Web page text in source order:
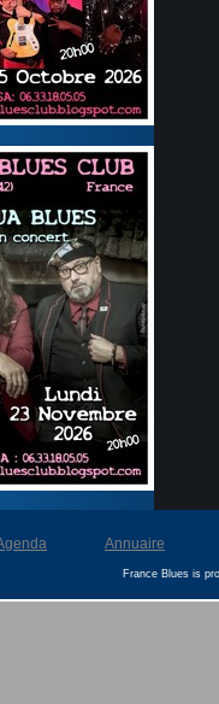
Annuaire
France Blues is